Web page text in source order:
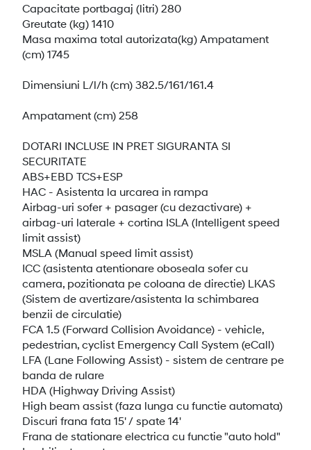
Capacitate portbagaj (litri) 280
Greutate (kg) 1410
Masa maxima total autorizata(kg) Ampatament
(cm) 1745
Dimensiuni L/l/h (cm) 382.5/161/161.4
Ampatament (cm) 258
DOTARI INCLUSE IN PRET SIGURANTA SI
SECURITATE
ABS+EBD TCS+ESP
HAC - Asistenta la urcarea in rampa
Airbag-uri sofer + pasager (cu dezactivare) +
airbag-uri laterale + cortina ISLA (Intelligent speed
limit assist)
MSLA (Manual speed limit assist)
ICC (asistenta atentionare oboseala sofer cu
camera, pozitionata pe coloana de directie) LKAS
(Sistem de avertizare/asistenta la schimbarea
benzii de circulatie)
FCA 1.5 (Forward Collision Avoidance) - vehicle,
pedestrian, cyclist Emergency Call System (eCall)
LFA (Lane Following Assist) - sistem de centrare pe
banda de rulare
HDA (Highway Driving Assist)
High beam assist (faza lunga cu functie automata)
Discuri frana fata 15' / spate 14'
Frana de stationare electrica cu functie "auto hold"